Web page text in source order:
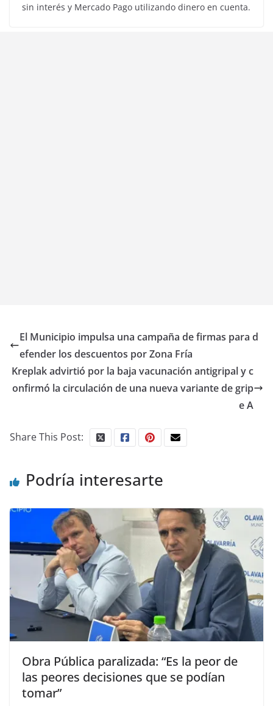
sin interés y Mercado Pago utilizando dinero en cuenta.
El Municipio impulsa una campaña de firmas para d
efender los descuentos por Zona Fría
Kreplak advirtió por la baja vacunación antigripal y c
onfirmó la circulación de una nueva variante de grip
e A
Share This Post:
Podría interesarte
Obra Pública paralizada: “Es la peor de
las peores decisiones que se podían
tomar”